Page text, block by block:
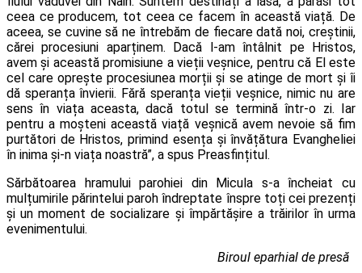
ceea ce producem, tot ceea ce facem în această viață. De
aceea, se cuvine să ne întrebăm de fiecare dată noi, creștinii,
cărei procesiuni aparținem. Dacă l-am întâlnit pe Hristos,
avem și această promisiune a vieții veșnice, pentru că El este
cel care oprește procesiunea morții și se atinge de mort și îi
dă speranța învierii. Fără speranța vieții veșnice, nimic nu are
sens în viața aceasta, dacă totul se termină într-o zi. Iar
pentru a moșteni această viață veșnică avem nevoie să fim
purtători de Hristos, primind esența și învățătura Evangheliei
în inima și-n viața noastră”, a spus Preasfințitul.
Sărbătoarea hramului parohiei din Micula s-a încheiat cu
mulțumirile părintelui paroh îndreptate înspre toți cei prezenți
și un moment de socializare și împărtășire a trăirilor în urma
evenimentului.
Biroul eparhial de presă